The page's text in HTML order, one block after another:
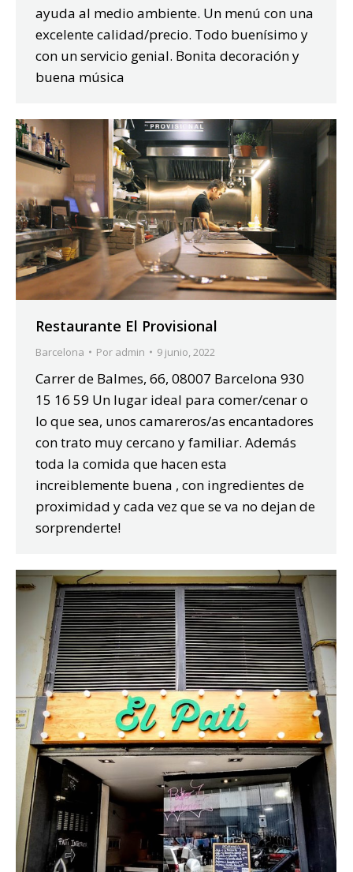
ayuda al medio ambiente. Un menú con una
excelente calidad/precio. Todo buenísimo y
con un servicio genial. Bonita decoración y
buena música
Restaurante El Provisional
Barcelona Por admin 9 junio, 2022
Carrer de Balmes, 66, 08007 Barcelona 930
15 16 59 Un lugar ideal para comer/cenar o
lo que sea, unos camareros/as encantadores
con trato muy cercano y familiar. Además
toda la comida que hacen esta
increiblemente buena , con ingredientes de
proximidad y cada vez que se va no dejan de
sorprenderte!